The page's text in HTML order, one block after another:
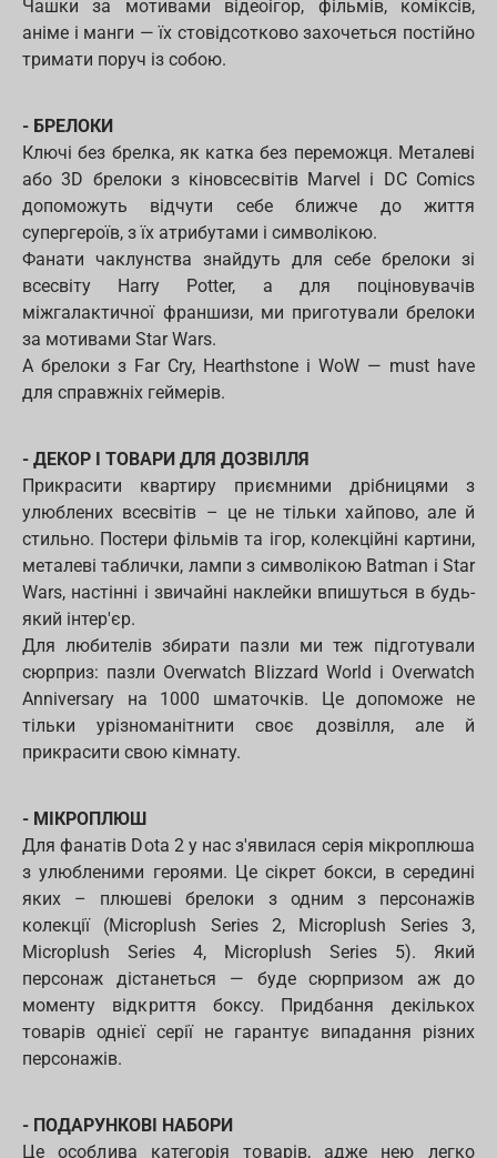
Чашки за мотивами відеоігор, фільмів, коміксів,
аніме і манги — їх стовідсотково захочеться постійно
тримати поруч із собою.
- БРЕЛОКИ
Ключі без брелка, як катка без переможця. Металеві
або 3D брелоки з кіновсесвітів Marvel і DC Comics
допоможуть відчути себе ближче до життя
супергероїв, з їх атрибутами і символікою.
Фанати чаклунства знайдуть для себе брелоки зі
всесвіту Harry Potter, а для поціновувачів
міжгалактичної франшизи, ми приготували брелоки
за мотивами Star Wars.
А брелоки з Far Cry, Hearthstone і WoW — must have
для справжніх геймерів.
- ДЕКОР І ТОВАРИ ДЛЯ ДОЗВІЛЛЯ
Прикрасити квартиру приємними дрібницями з
улюблених всесвітів – це не тільки хайпово, але й
стильно. Постери фільмів та ігор, колекційні картини,
металеві таблички, лампи з символікою Batman і Star
Wars, настінні і звичайні наклейки впишуться в будь-
який інтер'єр.
Для любителів збирати пазли ми теж підготували
сюрприз: пазли Overwatch Blizzard World і Overwatch
Anniversary на 1000 шматочків. Це допоможе не
тільки урізноманітнити своє дозвілля, але й
прикрасити свою кімнату.
- МІКРОПЛЮШ
Для фанатів Dota 2 у нас з'явилася серія мікроплюша
з улюбленими героями. Це сікрет бокси, в середині
яких – плюшеві брелоки з одним з персонажів
колекції (Microplush Series 2, Microplush Series 3,
Microplush Series 4, Microplush Series 5). Який
персонаж дістанеться — буде сюрпризом аж до
моменту відкриття боксу. Придбання декількох
товарів однієї серії не гарантує випадання різних
персонажів.
- ПОДАРУНКОВІ НАБОРИ
Це особлива категорія товарів, адже нею легко